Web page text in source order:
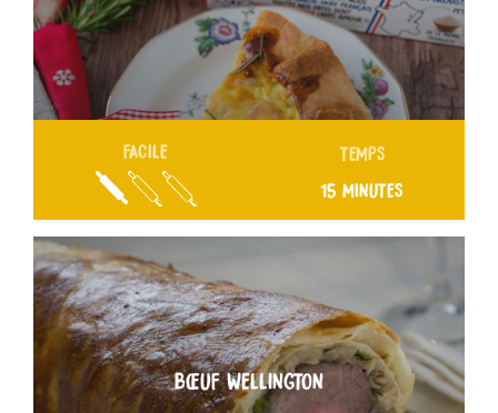
FACILE TEMPS
15 MINUTES
BŒUF WELLINGTON